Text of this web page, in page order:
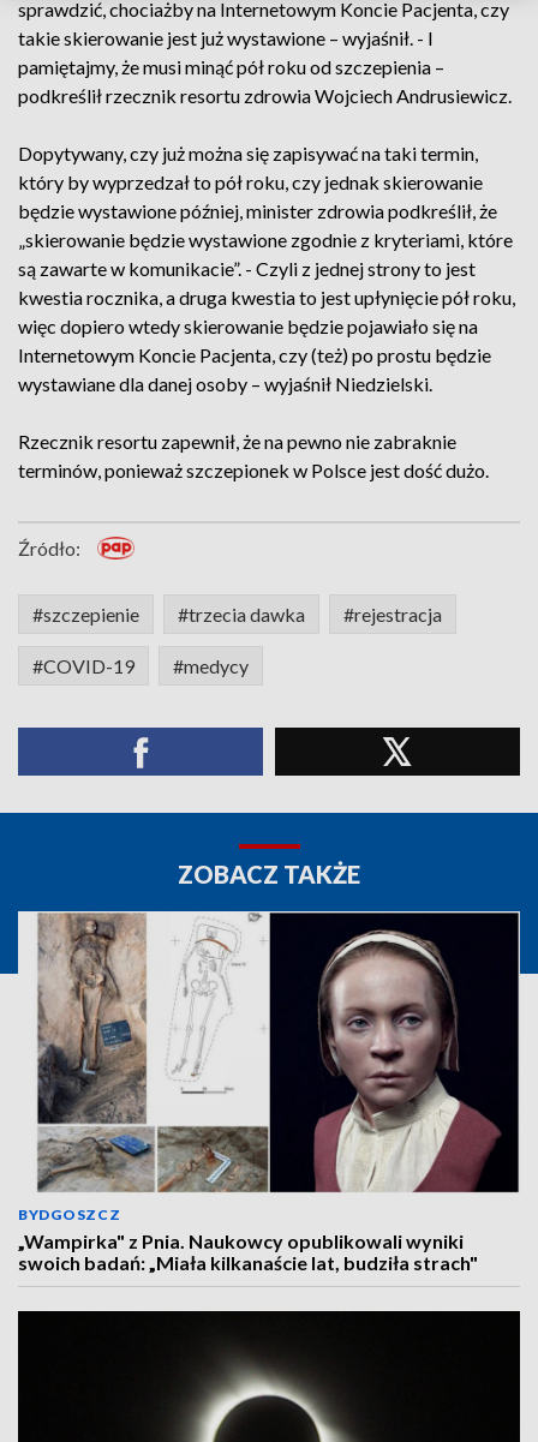
sprawdzić, chociażby na Internetowym Koncie Pacjenta, czy
takie skierowanie jest już wystawione – wyjaśnił. - I
pamiętajmy, że musi minąć pół roku od szczepienia –
podkreślił rzecznik resortu zdrowia Wojciech Andrusiewicz.
Dopytywany, czy już można się zapisywać na taki termin,
który by wyprzedzał to pół roku, czy jednak skierowanie
będzie wystawione później, minister zdrowia podkreślił, że
„skierowanie będzie wystawione zgodnie z kryteriami, które
są zawarte w komunikacie”. - Czyli z jednej strony to jest
kwestia rocznika, a druga kwestia to jest upłynięcie pół roku,
więc dopiero wtedy skierowanie będzie pojawiało się na
Internetowym Koncie Pacjenta, czy (też) po prostu będzie
wystawiane dla danej osoby – wyjaśnił Niedzielski.
Rzecznik resortu zapewnił, że na pewno nie zabraknie
terminów, ponieważ szczepionek w Polsce jest dość dużo.
Źródło:
#szczepienie #trzecia dawka #rejestracja
#COVID-19 #medycy
ZOBACZ TAKŻE
BYDGOSZCZ
„Wampirka" z Pnia. Naukowcy opublikowali wyniki
swoich badań: „Miała kilkanaście lat, budziła strach"